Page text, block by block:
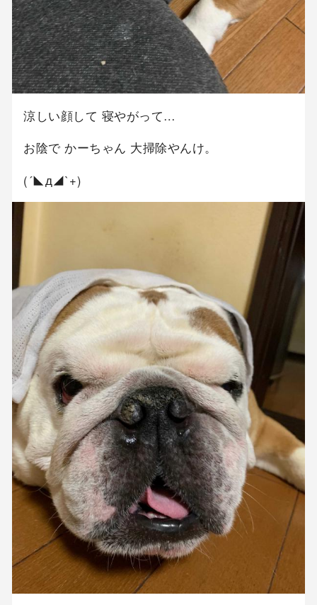
涼しい顔して 寝やがって…
お陰で かーちゃん 大掃除やんけ。
(´◣д◢`+)